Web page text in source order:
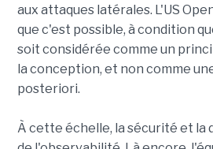
aux attaques latérales. L'US
que c'est possible, à condition
soit considérée comme un
la conception, et non comme
posteriori.
À cette échelle, la sécurité et la